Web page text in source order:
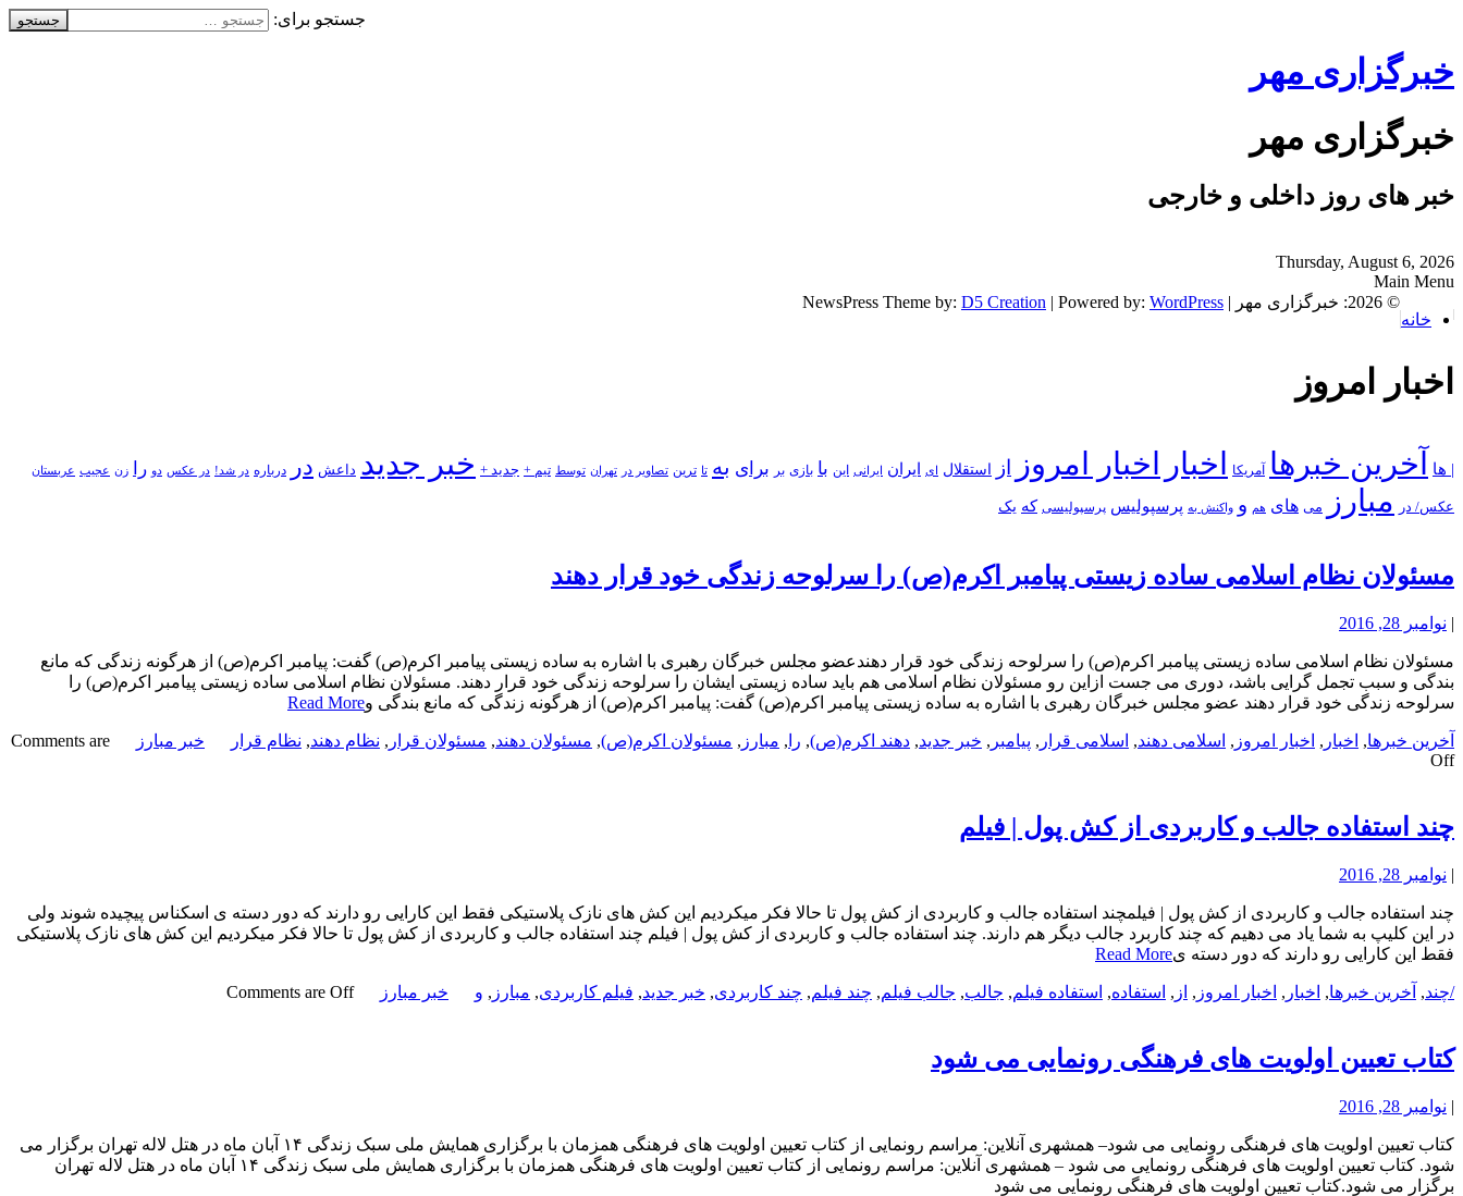
جستجو برای:
خبرگزاری مهر
خبرگزاری مهر
خبر های روز داخلی و خارجی
Thursday, August 6, 2026
Main Menu
خانه
اخبار امروز
| ها آخرین خبرها آمریکا اخبار اخبار امروز از استقلال ای ایران ایرانی این با بازی بر برای به تا ترین تصاویر در تهران توسط تیم + جدید + خبر جدید داعش در درباره در شد! در عکس دو را زن عجیب عربستان
عکس/ در مبارز می های هم و واکنش به پرسپولیس پرسپولیسی که یک
مسئولان نظام اسلامی ساده زیستی پیامبر اکرم(ص) را سرلوحه زندگی خود قرار دهند
| نوامبر 28, 2016
مسئولان نظام اسلامی ساده زیستی پیامبر اکرم(ص) را سرلوحه زندگی خود قرار دهندعضو مجلس خبرگان رهبری با اشاره به ساده زیستی پیامبر اکرم(ص) گفت: پیامبر اکرم(ص) از هرگونه زندگی که مانع
بندگی و سبب تجمل گرایی باشد، دوری می جست ازاین رو مسئولان نظام اسلامی هم باید ساده زیستی ایشان را سرلوحه زندگی خود قرار دهند. مسئولان نظام اسلامی ساده زیستی پیامبر اکرم(ص) را
سرلوحه زندگی خود قرار دهند عضو مجلس خبرگان رهبری با اشاره به ساده زیستی پیامبر اکرم(ص) گفت: پیامبر اکرم(ص) از هرگونه زندگی که مانع بندگی وRead More
آخرین خبرها, اخبار , اخبار امروز , اسلامی دهند, اسلامی قرار , پیامبر , خبر جدید, دهند اکرم(ص), را , مبارز , مسئولان اکرم(ص), مسئولان دهند, مسئولان قرار , نظام دهند, نظام قرار خبر مبارز
Comments are
Off
چند استفاده جالب و کاربردی از کش پول | فیلم
| نوامبر 28, 2016
چند استفاده جالب و کاربردی از کش پول | فیلمچند استفاده جالب و کاربردی از کش پول تا حالا فکر میکردیم این کش های نازک پلاستیکی فقط این کارایی رو دارند که دور دسته ی اسکناس پیچیده شوند ولی
در این کلیپ به شما یاد می دهیم که چند کاربرد جالب دیگر هم دارند. چند استفاده جالب و کاربردی از کش پول | فیلم چند استفاده جالب و کاربردی از کش پول تا حالا فکر میکردیم این کش های نازک پلاستیکی
فقط این کارایی رو دارند که دور دسته یRead More
/چند, آخرین خبرها, اخبار , اخبار امروز , از , استفاده, استفاده فیلم, جالب, جالب فیلم, چند فیلم, چند کاربردی, خبر جدید, فیلم کاربردی, مبارز , و خبر مبارز Comments are Off
کتاب تعیین اولویت های فرهنگی رونمایی می شود
| نوامبر 28, 2016
کتاب تعیین اولویت های فرهنگی رونمایی می شود– همشهری آنلاین: مراسم رونمایی از کتاب تعیین اولویت های فرهنگی همزمان با برگزاری همایش ملی سبک زندگی ۱۴ آبان ماه در هتل لاله تهران برگزار می
شود. کتاب تعیین اولویت های فرهنگی رونمایی می شود – همشهری آنلاین: مراسم رونمایی از کتاب تعیین اولویت های فرهنگی همزمان با برگزاری همایش ملی سبک زندگی ۱۴ آبان ماه در هتل لاله تهران
برگزار می شود.کتاب تعیین اولویت های فرهنگی رونمایی می شود
© 2026: خبرگزاری مهر | NewsPress Theme by:
D5 Creation | Powered by: WordPress